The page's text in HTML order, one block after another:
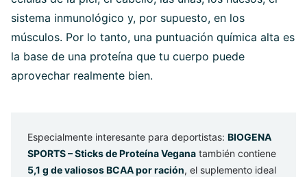
sistema inmunológico y, por supuesto, en los
músculos. Por lo tanto, una puntuación química alta es
la base de una proteína que tu cuerpo puede
aprovechar realmente bien.
Especialmente interesante para deportistas: BIOGENA
SPORTS – Sticks de Proteína Vegana también contiene
5,1 g de valiosos BCAA por ración, el suplemento ideal